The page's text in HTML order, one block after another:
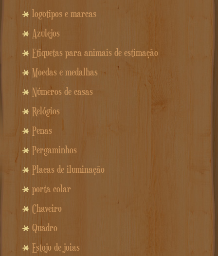
logotipos e marcas
Azulejos
Etiquetas para animais de estimação
Moedas e medalhas
Números de casas
Relógios
Penas
Pergaminhos
Placas de iluminação
porta colar
Chaveiro
Quadro
Estojo de joias